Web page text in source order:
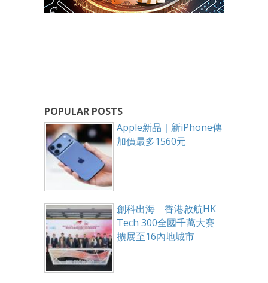
POPULAR POSTS
Apple新品｜新iPhone傳
加價最多1560元
創科出海 香港啟航HK
Tech 300全國千萬大賽
擴展至16內地城市